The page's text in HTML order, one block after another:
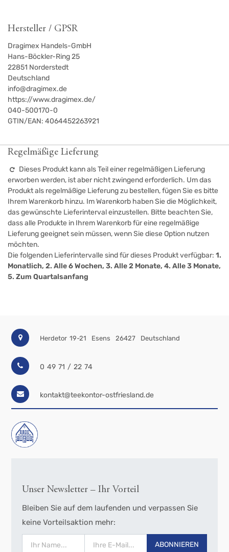
Hersteller / GPSR
Dragimex Handels-GmbH
Hans-Böckler-Ring 25
22851 Norderstedt
Deutschland
info@dragimex.de
https://www.dragimex.de/
040-500170-0
GTIN/EAN: 4064452263921
Regelmäßige Lieferung
Dieses Produkt kann als Teil einer regelmäßigen Lieferung
erworben werden, ist aber nicht zwingend erforderlich. Um das
Produkt als regelmäßige Lieferung zu bestellen, fügen Sie es bitte
Ihrem Warenkorb hinzu. Im Warenkorb haben Sie die Möglichkeit,
das gewünschte Lieferinterval einzustellen. Bitte beachten Sie,
dass alle Produkte in Ihrem Warenkorb für eine regelmäßige
Lieferung geeignet sein müssen, wenn Sie diese Option nutzen
möchten.
Die folgenden Lieferintervalle sind für dieses Produkt verfügbar: 1.
Monatlich, 2. Alle 6 Wochen, 3. Alle 2 Monate, 4. Alle 3 Monate,
5. Zum Quartalsanfang
Herdetor 19-21 Esens 26427 Deutschland
0 49 71 / 22 74
kontakt@teekontor-ostfriesland.de
Unser Newsletter – Ihr Vorteil
Bleiben Sie auf dem laufenden und verpassen Sie
keine Vorteilsaktion mehr:
ABONNIEREN